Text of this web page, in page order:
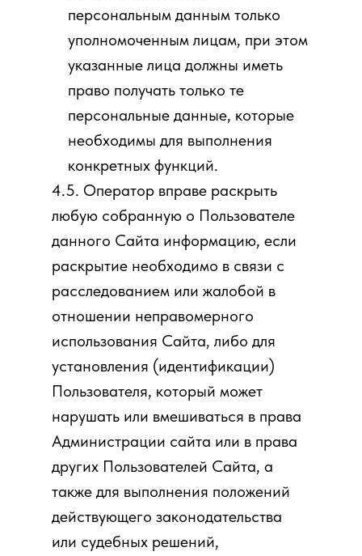
персональным данным только
уполномоченным лицам, при этом
указанные лица должны иметь
право получать только те
персональные данные, которые
необходимы для выполнения
конкретных функций.
4.5. Оператор вправе раскрыть
любую собранную о Пользователе
данного Сайта информацию, если
раскрытие необходимо в связи с
расследованием или жалобой в
отношении неправомерного
использования Сайта, либо для
установления (идентификации)
Пользователя, который может
нарушать или вмешиваться в права
Администрации сайта или в права
других Пользователей Сайта, а
также для выполнения положений
действующего законодательства
или судебных решений,